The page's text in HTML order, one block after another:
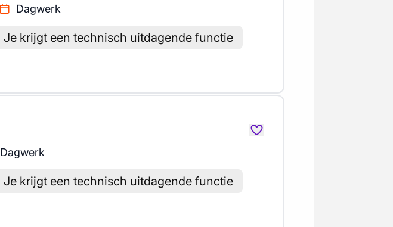
Dagwerk
Je krijgt een technisch uitdagende functie
Dagwerk
Je krijgt een technisch uitdagende functie